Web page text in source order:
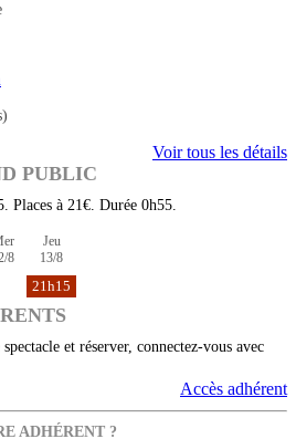
Voir tous les détails
PUBLIC
Places à 21€. Durée 0h55.
8
Jeu
13/8
21h15
et réserver, connectez-vous avec
Accès adhérent
ADHÉRENT ?